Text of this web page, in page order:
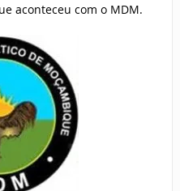
aconteceu com o MDM.